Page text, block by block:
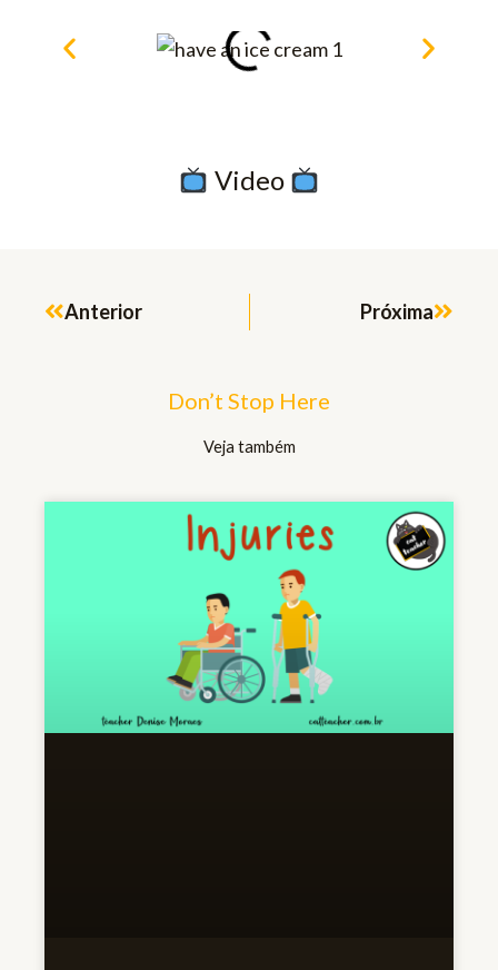
​ Video
Anterior Próxima
Don’t Stop Here
Veja também